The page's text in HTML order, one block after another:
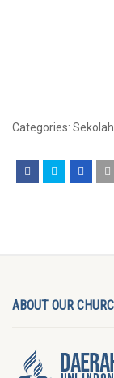
Categories: Sekolah
ABOUT OUR